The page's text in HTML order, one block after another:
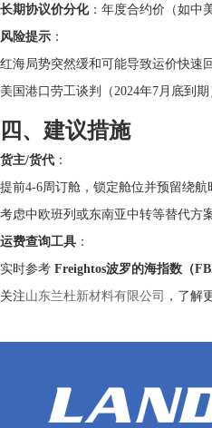
长期协议价分化：年度合约价（如中
风险提示 ：
红海局势突然缓和可能导致运价快速
美国港口劳工谈判（2024年7月底到期
四、建议措施
货主/货代 ：
提前4-6周订舱，锁定舱位并预留绕航
考虑中欧班列或东南亚中转等替代方案
运费查询工具 ：
实时参考 Freightos波罗的海指数（
关注山东兰杜新材料有限公司 ，了解